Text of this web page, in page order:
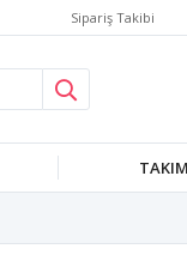
Sipariş Takibi
TAKIM